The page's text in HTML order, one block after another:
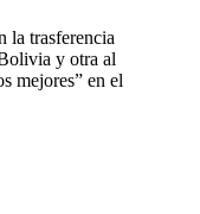
la trasferencia
y otra al
mejores” en el